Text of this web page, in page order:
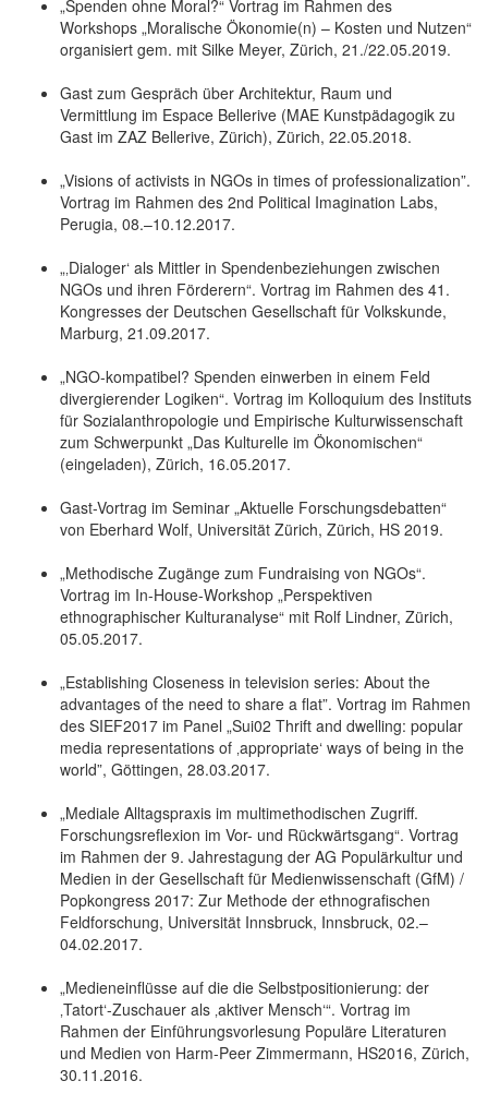
„Spenden ohne Moral?“ Vortrag im Rahmen des
Workshops „Moralische Ökonomie(n) – Kosten und Nutzen“
organisiert gem. mit Silke Meyer, Zürich, 21./22.05.2019.
Gast zum Gespräch über Architektur, Raum und
Vermittlung im Espace Bellerive (MAE Kunstpädagogik zu
Gast im ZAZ Bellerive, Zürich), Zürich, 22.05.2018.
„Visions of activists in NGOs in times of professionalization”.
Vortrag im Rahmen des 2nd Political Imagination Labs,
Perugia, 08.–10.12.2017.
„‚Dialoger‘ als Mittler in Spendenbeziehungen zwischen
NGOs und ihren Förderern“. Vortrag im Rahmen des 41.
Kongresses der Deutschen Gesellschaft für Volkskunde,
Marburg, 21.09.2017.
„NGO-kompatibel? Spenden einwerben in einem Feld
divergierender Logiken“. Vortrag im Kolloquium des Instituts
für Sozialanthropologie und Empirische Kulturwissenschaft
zum Schwerpunkt „Das Kulturelle im Ökonomischen“
(eingeladen), Zürich, 16.05.2017.
Gast-Vortrag im Seminar „Aktuelle Forschungsdebatten“
von Eberhard Wolf, Universität Zürich, Zürich, HS 2019.
„Methodische Zugänge zum Fundraising von NGOs“.
Vortrag im In-House-Workshop „Perspektiven
ethnographischer Kulturanalyse“ mit Rolf Lindner, Zürich,
05.05.2017.
„Establishing Closeness in television series: About the
advantages of the need to share a flat”. Vortrag im Rahmen
des SIEF2017 im Panel „Sui02 Thrift and dwelling: popular
media representations of ‚appropriate‘ ways of being in the
world”, Göttingen, 28.03.2017.
„Mediale Alltagspraxis im multimethodischen Zugriff.
Forschungsreflexion im Vor- und Rückwärtsgang“. Vortrag
im Rahmen der 9. Jahrestagung der AG Populärkultur und
Medien in der Gesellschaft für Medienwissenschaft (GfM) /
Popkongress 2017: Zur Methode der ethnografischen
Feldforschung, Universität Innsbruck, Innsbruck, 02.–
04.02.2017.
„Medieneinflüsse auf die die Selbstpositionierung: der
‚Tatort‘-Zuschauer als ‚aktiver Mensch‘“. Vortrag im
Rahmen der Einführungsvorlesung Populäre Literaturen
und Medien von Harm-Peer Zimmermann, HS2016, Zürich,
30.11.2016.